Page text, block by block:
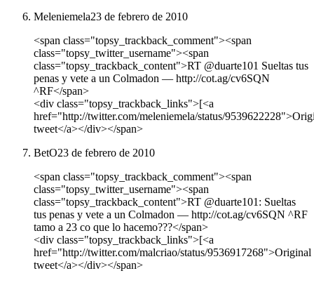
Meleniemela23 de febrero de 2010
<span class="topsy_trackback_comment"><span
class="topsy_twitter_username"><span
class="topsy_trackback_content">RT @duarte101 Sueltas tus
penas y vete a un Colmadon ― http://cot.ag/cv6SQN
^RF</span>
<div class="topsy_trackback_links">[<a
href="http://twitter.com/meleniemela/status/
tweet</a></div></span>
BetO23 de febrero de 2010
<span class="topsy_trackback_comment"><span
class="topsy_twitter_username"><span
class="topsy_trackback_content">RT @duarte101: Sueltas
tus penas y vete a un Colmadon ― http://cot.ag/cv6SQN ^RF
tamo a 23 co que lo hacemo???</span>
<div class="topsy_trackback_links">[<a
href="http://twitter.com/malcriao/status/9536917268">Original
tweet</a></div></span>